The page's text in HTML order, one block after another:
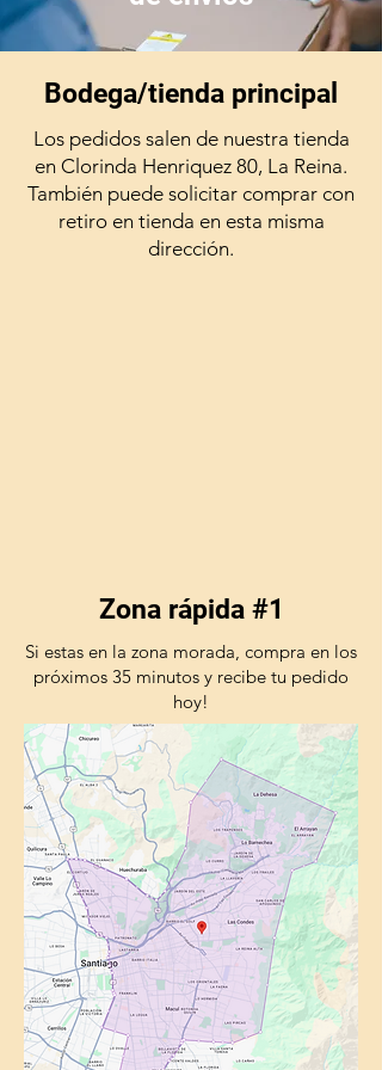
Bodega/tienda principal
Los pedidos salen de nuestra tienda
en Clorinda Henriquez 80, La Reina.
También puede solicitar comprar con
retiro en tienda en esta misma
dirección.
Zona rápida #1
Si estas en la zona morada, compra en los
próximos 35 minutos y recibe tu pedido
hoy!